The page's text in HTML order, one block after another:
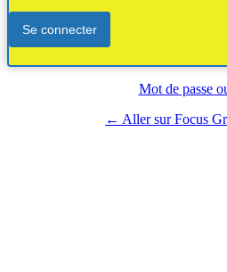
Mot de passe
← Aller sur Focus